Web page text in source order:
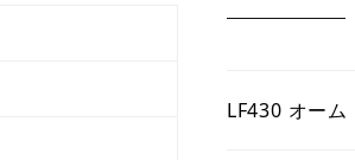
LF430 オーム